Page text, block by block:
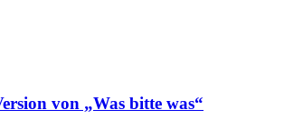
von „Was bitte was“